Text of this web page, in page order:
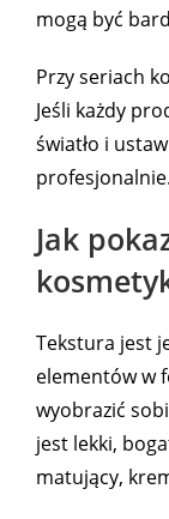
mogą być
Przy seriach
Jeśli każdy
światło i
profesjonalnie.
Jak
Tekstura jest
elementów w
wyobrazić
jest lekki,
matujący,